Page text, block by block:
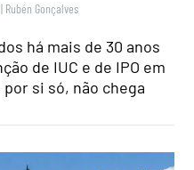
| Rubén Gonçalves
há mais de 30 anos
de IUC e de IPO em
si só, não chega